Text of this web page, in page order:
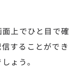
上でひと目で確
することができ
ょう。